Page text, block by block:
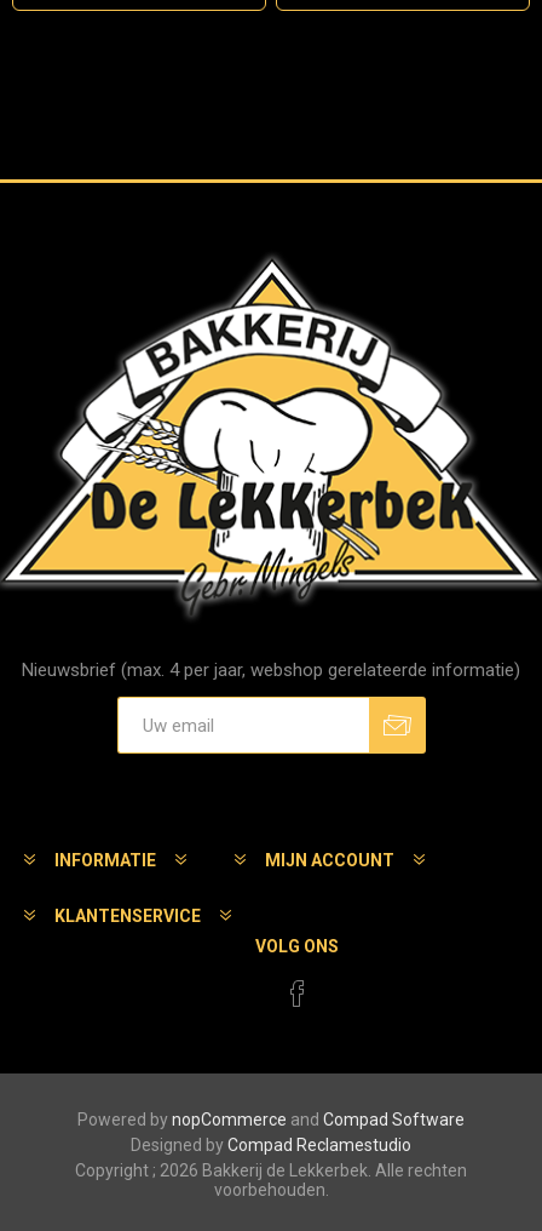
Nieuwsbrief (max. 4 per jaar, webshop gerelateerde informatie)
INFORMATIE MIJN ACCOUNT
KLANTENSERVICE
VOLG ONS
Powered bynopCommerce and Compad Software
Designed byCompad Reclamestudio
Copyright ; 2026 Bakkerij de Lekkerbek. Alle rechten
voorbehouden.